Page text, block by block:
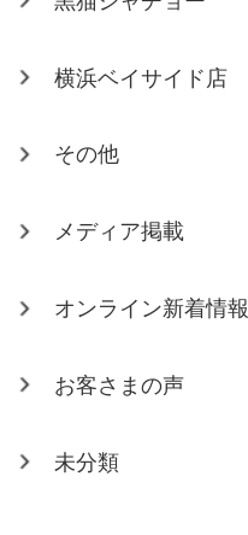
横浜ベイサイド店
その他
メディア掲載
オンライン新着情報
お客さまの声
未分類